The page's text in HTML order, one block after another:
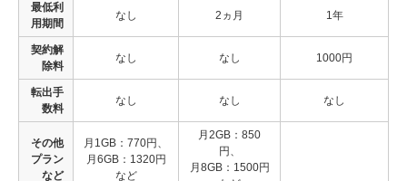
最低利
用期間
なし 2ヵ月 1年
契約解
除料
なし なし 1000円
転出手
数料
なし なし なし
その他
プラン
など
月1GB：770円、
月6GB：1320円
など
月2GB：850
円、
月8GB：1500円